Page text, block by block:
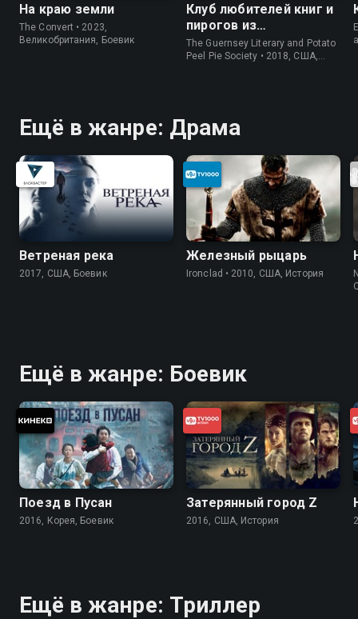
На краю земли
The Convert • 2023,
Великобритания, Боевик
Клуб любителей книг и
пирогов из
картофельных
очистков
The Guernsey Literary and Potato
Peel Pie Society • 2018, США,
Ещё в жанре: Драма
Ветреная река
2017, США, Боевик
Железный рыцарь
Ironclad • 2010, США, История
Ещё в жанре: Боевик
Поезд в Пусан
2016, Корея, Боевик
Затерянный город Z
2016, США, История
Ещё в жанре: Триллер